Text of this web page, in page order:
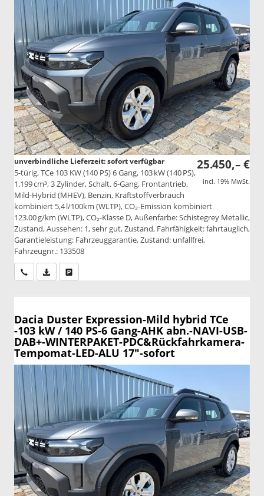
25.450,– €
incl. 19% MwSt.
unverbindliche Lieferzeit: sofort verfügbar
5-türig, TCe 103 KW (140 PS) 6 Gang, 103 kW (140 PS),
1.199 cm³, 3 Zylinder, Schalt. 6-Gang, Frontantrieb,
Mild-Hybrid (MHEV), Benzin, Kraftstoffverbrauch
kombiniert 5,4 l/100km (WLTP), CO₂-Emission kombiniert
123.00 g/km (WLTP), CO₂-Klasse D, Außenfarbe: Schistegrey Metallic,
Zustand, Aussehen: 1, sehr gut, Zustand, Fahrfähigkeit: fahrtauglich,
Garantieleistung: Fahrzeuggarantie, Zustand: unfallfrei,
Fahrzeugnr.: 133508
Wir rufen Sie anPDF-Datei, Fahrzeugexposé drucken
Dacia Duster Expression-Mild hybrid TCe
-103 kW / 140 PS-6 Gang-AHK abn.-NAVI-USB-
DAB+-WINTERPAKET-PDC&Rückfahrkamera-
Tempomat-LED-ALU 17"-sofort